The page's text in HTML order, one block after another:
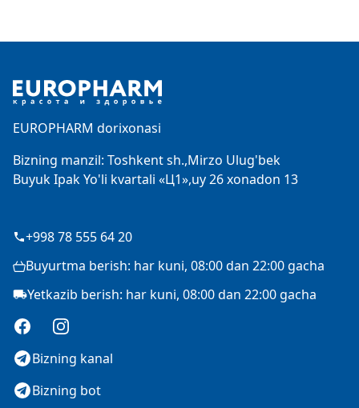
EUROPHARM dorixonasi
Bizning manzil: Toshkent sh.,Mirzo Ulug'bek
Buyuk Ipak Yo'li kvartali «Ц1»,uy 26 xonadon 13
+998 78 555 64 20
Buyurtma berish: har kuni, 08:00 dan 22:00 gacha
Yetkazib berish: har kuni, 08:00 dan 22:00 gacha
FacebookInstagram
Bizning kanal
Bizning bot